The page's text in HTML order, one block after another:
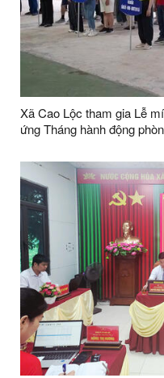
Xã Cao Lộc tham gia Lễ
ứng Tháng hành động